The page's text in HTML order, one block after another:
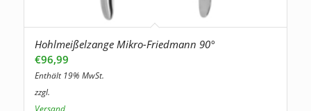
Hohlmeißelzange Mikro-Friedmann 90°
€96,99
Enthält 19% MwSt.
zzgl.
Versand